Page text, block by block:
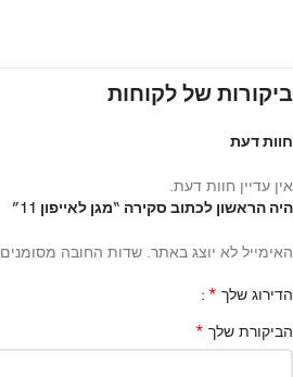
ביקורות של לקוחות
חוות דעת
אין עדיין חוות דעת.
היה הראשון לכתוב סקירה “מגן לאייפון 11”
האימייל לא יוצג באתר. שדות החובה מסומנים
הדירוג שלך *
הביקורת שלך *